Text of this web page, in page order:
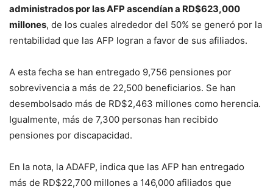
administrados por las AFP ascendían a RD$623,000
millones, de los cuales alrededor del 50% se generó por la
rentabilidad que las AFP logran a favor de sus afiliados.
A esta fecha se han entregado 9,756 pensiones por
sobrevivencia a más de 22,500 beneficiarios. Se han
desembolsado más de RD$2,463 millones como herencia.
Igualmente, más de 7,300 personas han recibido
pensiones por discapacidad.
En la nota, la ADAFP, indica que las AFP han entregado
más de RD$22,700 millones a 146,000 afiliados que